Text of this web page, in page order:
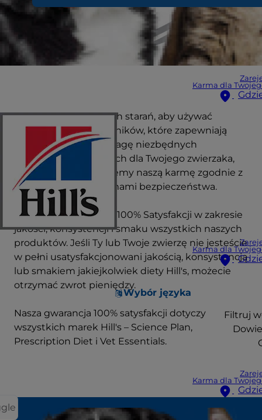
Karma dla
Karma dla
Wybór języka
Filtruj
Karma dla
Hill's dokłada wszelkich starań, aby używać
wysokiej jakości składników, które zapewniają
odpowiednią równowagę niezbędnych
składników odżywczych dla Twojego zwierzaka,
dlatego też produkujemy naszą karmę zgodnie z
rygorystycznymi normami bezpieczeństwa.
Oferujemy Gwarancję 100% Satysfakcji w zakresie
jakości, konsystencji i smaku wszystkich naszych
produktów. Jeśli Ty lub Twoje zwierzę nie jesteście
w pełni usatysfakcjonowani jakością, konsystencją
lub smakiem jakiejkolwiek diety Hill's, możecie
otrzymać zwrot pieniędzy.
Nasza gwarancja 100% satysfakcji dotyczy
wszystkich marek Hill's – Science Plan,
Prescription Diet i Vet Essentials.